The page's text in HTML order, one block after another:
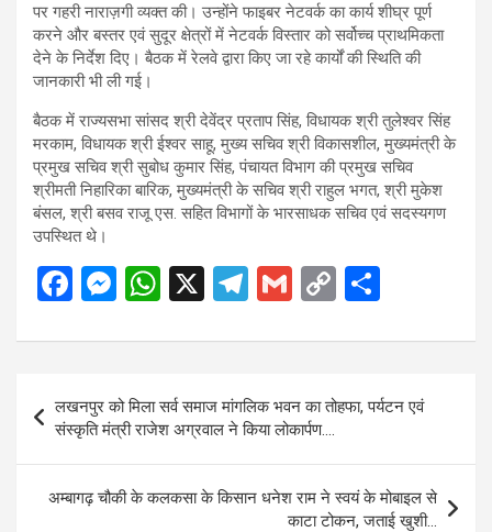
पर गहरी नाराज़गी व्यक्त की। उन्होंने फाइबर नेटवर्क का कार्य शीघ्र पूर्ण
करने और बस्तर एवं सुदूर क्षेत्रों में नेटवर्क विस्तार को सर्वोच्च प्राथमिकता
देने के निर्देश दिए। बैठक में रेलवे द्वारा किए जा रहे कार्यों की स्थिति की
जानकारी भी ली गई।
बैठक में राज्यसभा सांसद श्री देवेंद्र प्रताप सिंह, विधायक श्री तुलेश्वर सिंह
मरकाम, विधायक श्री ईश्वर साहू, मुख्य सचिव श्री विकासशील, मुख्यमंत्री के
प्रमुख सचिव श्री सुबोध कुमार सिंह, पंचायत विभाग की प्रमुख सचिव
श्रीमती निहारिका बारिक, मुख्यमंत्री के सचिव श्री राहुल भगत, श्री मुकेश
बंसल, श्री बसव राजू एस. सहित विभागों के भारसाधक सचिव एवं सदस्यगण
उपस्थित थे।
F
ce
o
o
k
M
se
n
g
er
W
at
s
A
p
p
X
T
e
gr
a
m
G
ail
C
py
n
k
ar
e
navigation
लखनपुर को मिला सर्व समाज मांगलिक भवन का तोहफा, पर्यटन एवं
संस्कृति मंत्री राजेश अग्रवाल ने किया लोकार्पण….
अम्बागढ़ चौकी के कलकसा के किसान धनेश राम ने स्वयं के मोबाइल से
काटा टोकन, जताई खुशी…